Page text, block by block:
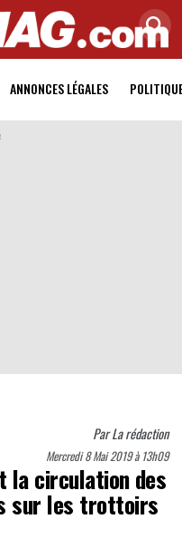
ANNONCES LÉGALES
ParLa rédaction
Mercredi 8 Mai 2019 à 13h09
la circulation des
sur les trottoirs